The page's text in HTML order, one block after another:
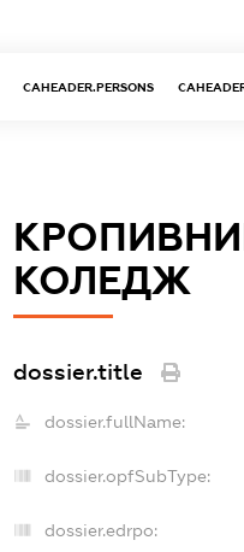
CAHEADER.PERSONS
КОЛЕДЖ
dossier.title
dossier.fullName:
dossier.opfSubType:
dossier.edrpo: